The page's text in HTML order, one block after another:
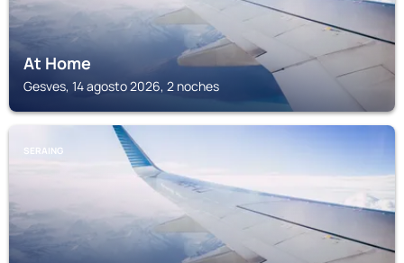
At Home
Gesves, 14 agosto 2026, 2 noches
SERAING